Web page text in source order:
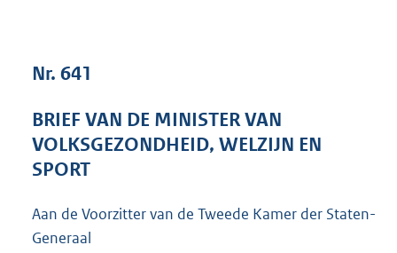
e
:
b
Nr. 641
BRIEF VAN DE MINISTER VAN
VOLKSGEZONDHEID, WELZIJN EN
SPORT
Aan de Voorzitter van de Tweede Kamer der Staten-
Generaal